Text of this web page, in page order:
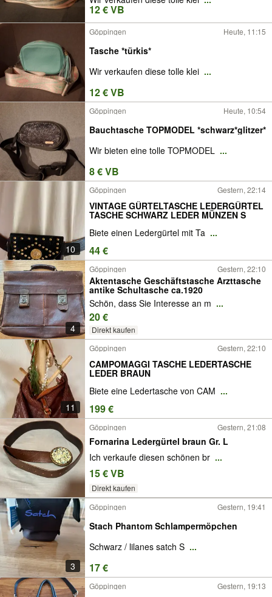
12 € VB
Göppingen Heute, 11:15
Tasche *türkis*
Wir verkaufen diese tolle klei ...
12 € VB
Göppingen Heute, 10:54
Bauchtasche TOPMODEL *schwarz*glitzer*
Wir bieten eine tolle TOPMODEL ...
8 € VB
10
Göppingen Gestern, 22:14
VINTAGE GÜRTELTASCHE LEDERGÜRTEL
TASCHE SCHWARZ LEDER MÜNZEN S
Biete einen Ledergürtel mit Ta ...
44 €
4
Göppingen Gestern, 22:10
Aktentasche Geschäftstasche Arzttasche
antike Schultasche ca.1920
Schön, dass Sie Interesse an m ...
20 €
Direkt kaufen
11
Göppingen Gestern, 22:10
CAMPOMAGGI TASCHE LEDERTASCHE
LEDER BRAUN
Biete eine Ledertasche von CAM ...
199 €
Göppingen Gestern, 21:08
Fornarina Ledergürtel braun Gr. L
Ich verkaufe diesen schönen br ...
15 € VB
Direkt kaufen
3
Göppingen Gestern, 19:41
Stach Phantom Schlampermöpchen
Schwarz / lilanes satch S ...
17 €
Göppingen Gestern, 19:13